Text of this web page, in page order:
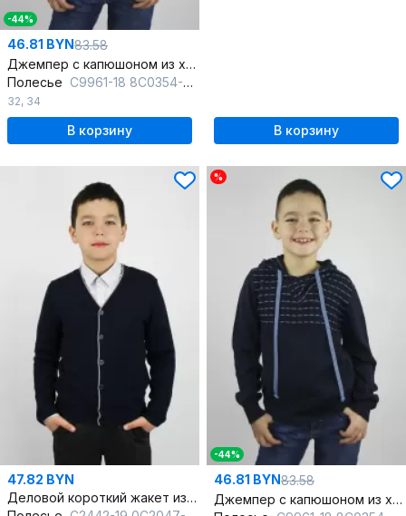
-44%
46.81 BYN83.58
Джемпер с капюшоном из хлопка для ежедневного стиля
Полесье С9961-18 8С0354-Д43 134,140 т.синий
32, 34
В корзину В корзину
47.82 BYN
Деловой короткий жакет из хлопка с воротником и пуговицами
%
-44%
46.81 BYN83.58
Джемпер с капюшоном из хлопка в стиле casual